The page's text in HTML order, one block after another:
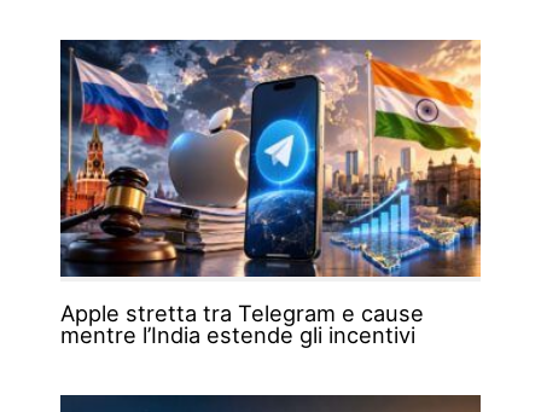
Apple stretta tra Telegram e cause
mentre l’India estende gli incentivi